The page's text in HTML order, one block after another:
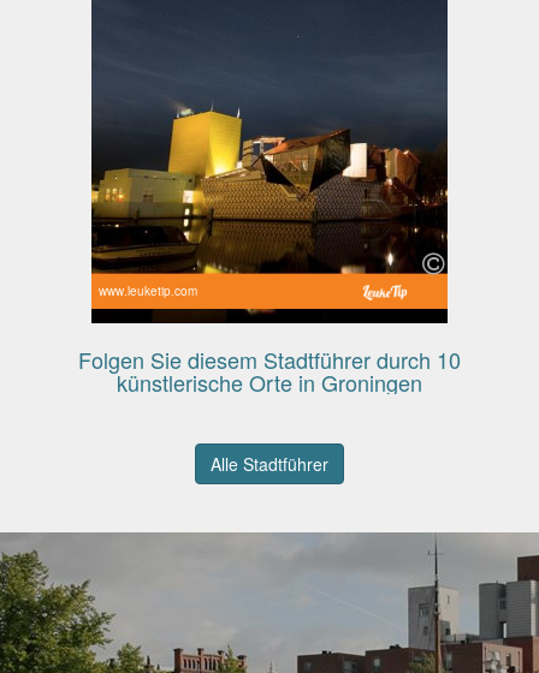
www.leuketip.com
Folgen Sie diesem Stadtführer durch 10
künstlerische Orte in Groningen
Alle Stadtführer